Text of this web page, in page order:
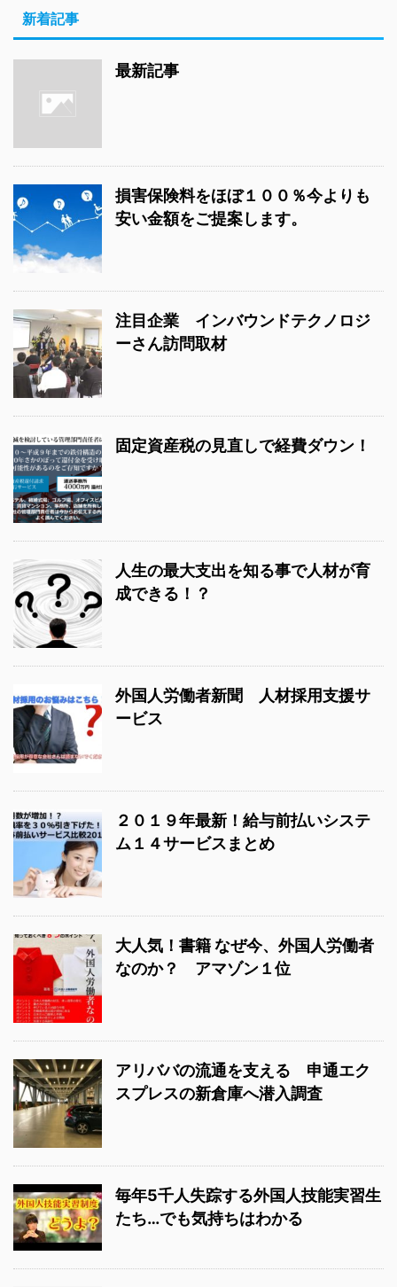
新着記事
最新記事
損害保険料をほぼ１００％今よりも
安い金額をご提案します。
注目企業 インバウンドテクノロジ
ーさん訪問取材
固定資産税の見直しで経費ダウン！
人生の最大支出を知る事で人材が育
成できる！？
外国人労働者新聞 人材採用支援サ
ービス
２０１９年最新！給与前払いシステ
ム１４サービスまとめ
大人気！書籍 なぜ今、外国人労働者
なのか？ アマゾン１位
アリババの流通を支える 申通エク
スプレスの新倉庫へ潜入調査
毎年5千人失踪する外国人技能実習生
たち…でも気持ちはわかる